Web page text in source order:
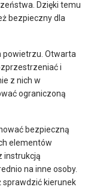
Dzięki temu
bezpieczny dla
powietrzu. Otwarta
i
z nich w
ograniczoną
bezpieczną
elementów
instrukcją
na inne osoby.
sprawdzić kierunek